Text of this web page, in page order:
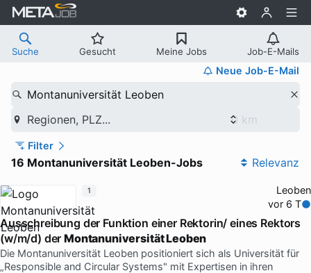
Suche Gesucht Meine Jobs Job-E-Mails
Neue Job-E-Mail
Montanuniversität Leoben
Regionen, PLZ...
Filter
16 Montanuniversität Leoben-Jobs Relevanz
Leoben
vor 6 T
Ausschreibung der Funktion einer Rektorin/ eines Rektors
(w/m/d) derMontanuniversität Leoben
Die Montanuniversität Leoben positioniert sich als Universität für
„Responsible and Circular Systems" mit Expertisen in ihren
1